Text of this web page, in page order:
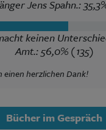
Jens Spahn.:
keinen
Amt.: 56,0% (135)
einen herzlichen Dank!
Bücher im Gespräch